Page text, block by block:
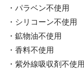
・パラベン不使用
・シリコーン不使用
・鉱物油不使用
・香料不使用
・紫外線吸収剤不使用